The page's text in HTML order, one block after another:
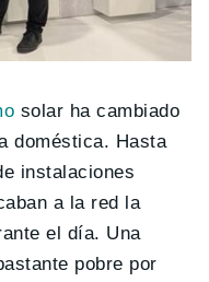
solar ha cambiado
doméstica. Hasta
instalaciones
a la red la
el día. Una
pobre por